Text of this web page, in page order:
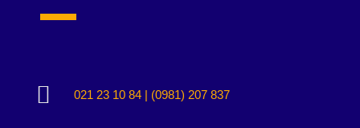
 021 23 10 84 | (0981) 207 837